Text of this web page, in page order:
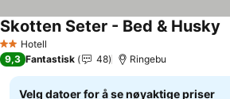
2 Stjerner
Hotell
Skotten Seter - Bed & Husky
9,3 Fantastisk 48 Ringebu
Velg datoer for å se nøyaktige priser